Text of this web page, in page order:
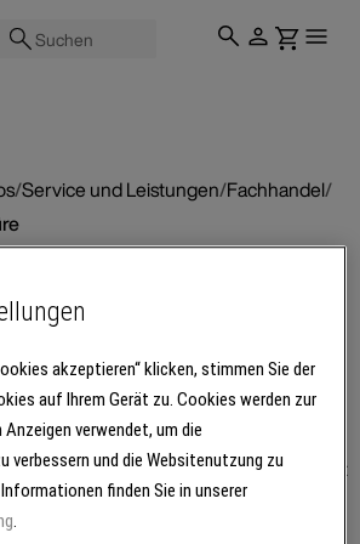
Suchen
/Service und Leistungen/Fachhandel/
Farbsystem |
Broschüre
Das Brillux Farbsystem vereint
hochwertige Produkte,
akzeptieren“ klicken, stimmen Sie der
auf Ihrem Gerät zu. Cookies werden zur
Anzeigen verwendet, um die
verbessern und die Websitenutzung zu
finden Sie in unserer
.